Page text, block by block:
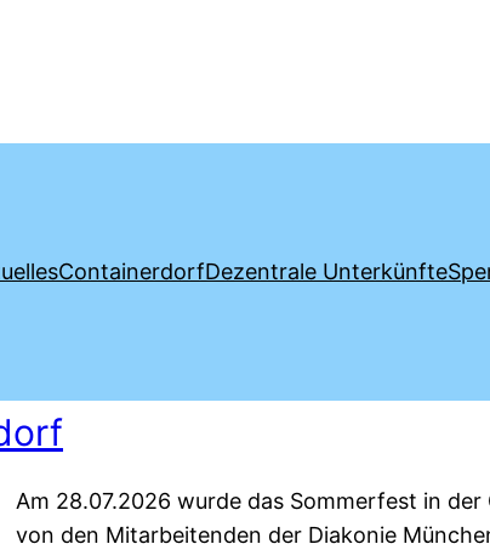
ContainerdorfDezentrale Unterkünfte
Am 28.07.2026 wurde das Sommerfest in
von den Mitarbeitenden der Diakonie